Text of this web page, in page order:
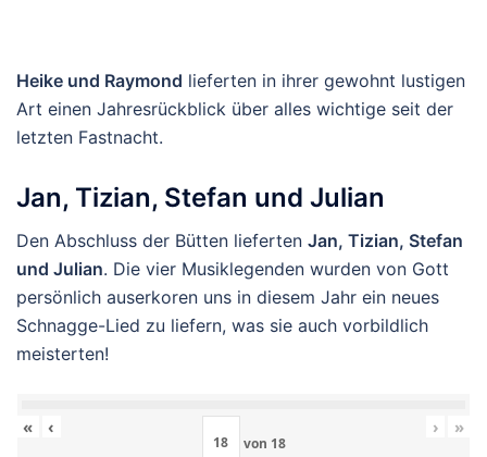
Heike und Raymond lieferten in ihrer gewohnt lustigen
Art einen Jahresrückblick über alles wichtige seit der
letzten Fastnacht.
Jan, Tizian, Stefan und Julian
Den Abschluss der Bütten lieferten Jan, Tizian, Stefan
und Julian. Die vier Musiklegenden wurden von Gott
persönlich auserkoren uns in diesem Jahr ein neues
Schnagge-Lied zu liefern, was sie auch vorbildlich
meisterten!
« ‹
von 18
› »